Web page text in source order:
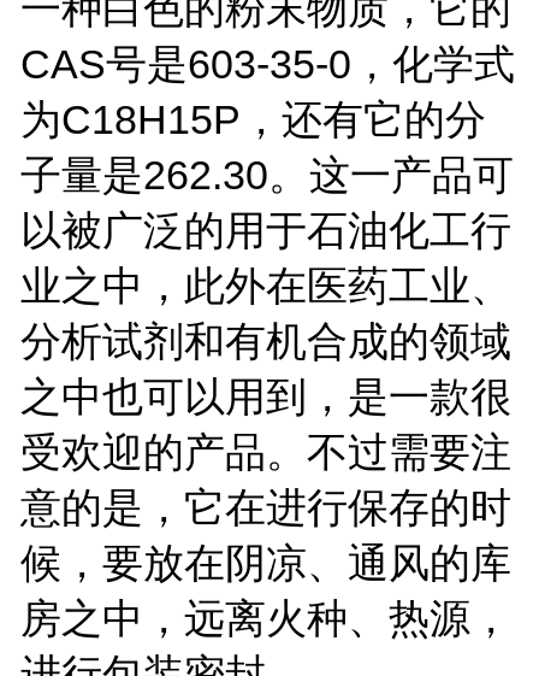
CAS号是603-35-0，化学式
为C18H15P，还有它的分
子量是262.30。这一产品可
以被广泛的用于石油化工行
业之中，此外在医药工业、
分析试剂和有机合成的领域
之中也可以用到，是一款很
受欢迎的产品。不过需要注
意的是，它在进行保存的时
候，要放在阴凉、通风的库
房之中，远离火种、热源，